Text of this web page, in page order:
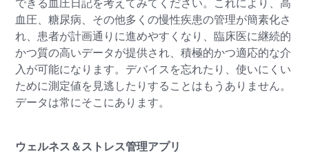
血圧、糖尿病、その他多くの慢性疾患の管理が簡素化さ
れ、患者が計画通りに進めやすくなり、臨床医に継続的
かつ質の高いデータが提供され、積極的かつ適応的な介
入が可能になります。デバイスを忘れたり、使いにくい
ために測定値を見逃したりすることはもうありません。
データは常にそこにあります。
ウェルネス＆ストレス管理アプリ